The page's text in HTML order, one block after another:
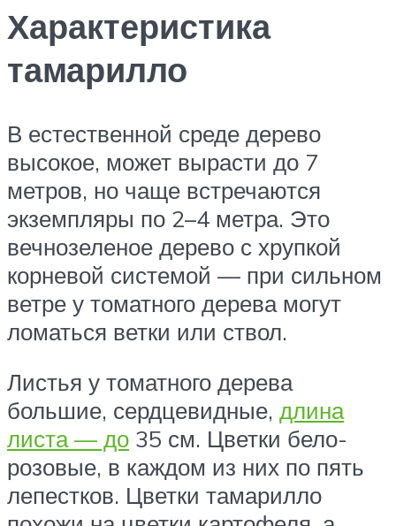
Характеристика
тамарилло
В естественной среде дерево
высокое, может вырасти до 7
метров, но чаще встречаются
экземпляры по 2–4 метра. Это
вечнозеленое дерево с хрупкой
корневой системой — при сильном
ветре у томатного дерева могут
ломаться ветки или ствол.
Листья у томатного дерева
большие, сердцевидные, длина
листа — до 35 см. Цветки бело-
розовые, в каждом из них по пять
лепестков. Цветки тамарилло